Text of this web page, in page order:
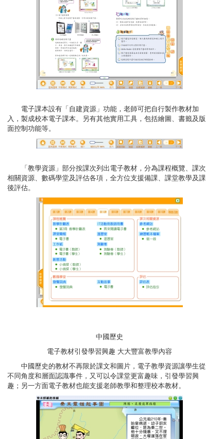
電子課本設有「自建資源」功能，老師可把自行製作教材加
入，製成校本電子課本。另有其他實用工具，包括繪圖、書籤及版
面控制功能等。
「教學資源」部分按課次列出電子教材，分為課程概覽、課次
相關資源、數碼學堂及評估各項，全方位支援備課、課堂教學及課
後評估。
中國歷史
電子教材引發學習興趣 大大豐富教學內容
中國歷史的教材不再限於課文和圖片，電子教學資源讓學生從
不同角度和層面認識事件，又可以令課堂更富趣味，引發學習興
趣；另一方面電子教材也能支援老師教學和整理校本教材。